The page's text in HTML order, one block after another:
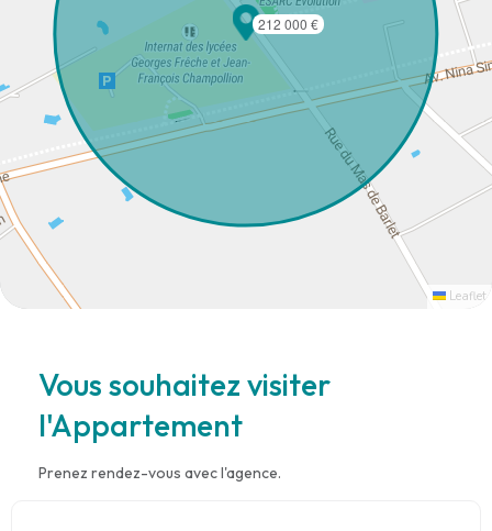
212 000 €
Leaflet
Vous souhaitez visiter
l'Appartement
Prenez rendez-vous avec l'agence.